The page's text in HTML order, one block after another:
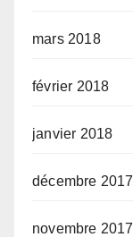
mars 2018
février 2018
janvier 2018
décembre 2017
novembre 2017